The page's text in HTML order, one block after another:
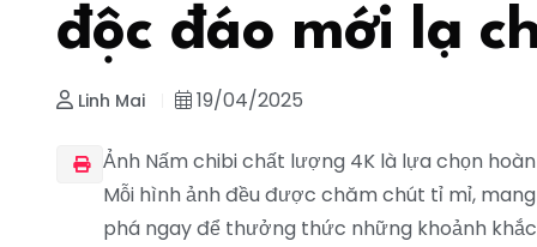
độc đáo mới lạ
Linh Mai 19/04/2025
Ảnh Nấm chibi chất lượng 4K là lựa chọn
Mỗi hình ảnh đều được chăm chút tỉ mỉ,
phá ngay để thưởng thức những khoảnh